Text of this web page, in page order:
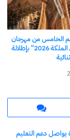
– ملك من
مسرحي في
المايسترو
الخلود”
الخامس من مهرجان
الصخرة “كوني الملكة 2026” بإطلالة
يواصل دعم التعليم